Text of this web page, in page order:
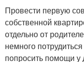
Провести первую
собственной
отдельно от
немного
попросить помощи у